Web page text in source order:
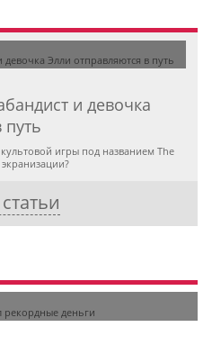
и девочка
игры под названием The